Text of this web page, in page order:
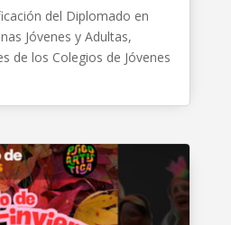
del Diplomado en
Jóvenes y Adultas,
de los Colegios de Jóvenes